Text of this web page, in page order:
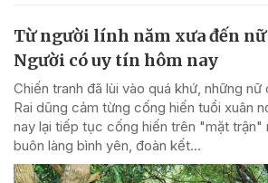
Từ người lính năm xưa đến
Người có uy tín hôm nay
Chiến tranh đã lùi vào quá khứ, những nữ
Rai dũng cảm từng cống hiến tuổi xuân
nay lại tiếp tục cống hiến trên "mặt trận"
buôn làng bình yên, đoàn kết...